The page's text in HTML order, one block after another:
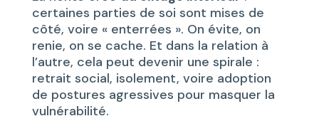
certaines parties de soi sont mises de
côté, voire « enterrées ». On évite, on
renie, on se cache. Et dans la relation à
l’autre, cela peut devenir une spirale :
retrait social, isolement, voire adoption
de postures agressives pour masquer la
vulnérabilité.